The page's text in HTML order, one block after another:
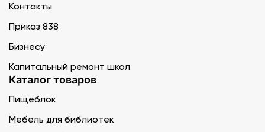
Контакты
Приказ 838
Бизнесу
Капитальный ремонт школ
Каталог товаров
Пищеблок
Мебель для библиотек